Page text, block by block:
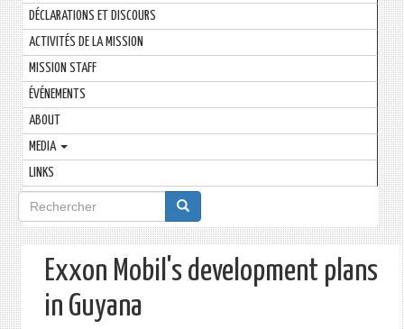
DÉCLARATIONS ET DISCOURS
ACTIVITÉS DE LA MISSION
MISSION STAFF
ÉVÉNEMENTS
ABOUT
MEDIA
LINKS
Formulaire
de
recherche
Exxon Mobil's development plans
in Guyana